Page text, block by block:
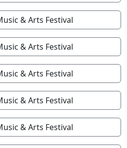
& Arts Festival
& Arts Festival
& Arts Festival
& Arts Festival
& Arts Festival